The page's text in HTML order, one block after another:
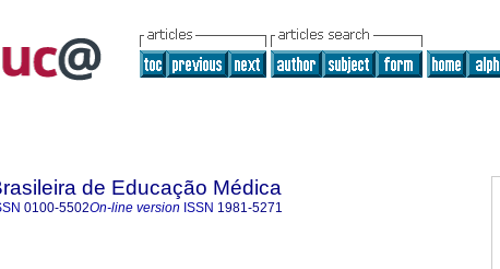
de Educação Médica
0100-5502On-line version ISSN 1981-5271